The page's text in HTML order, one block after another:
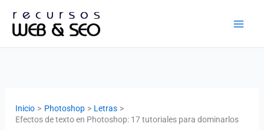
Inicio Photoshop
Letras
Efectos de texto en Photoshop: 17 tutoriales para dominarlos